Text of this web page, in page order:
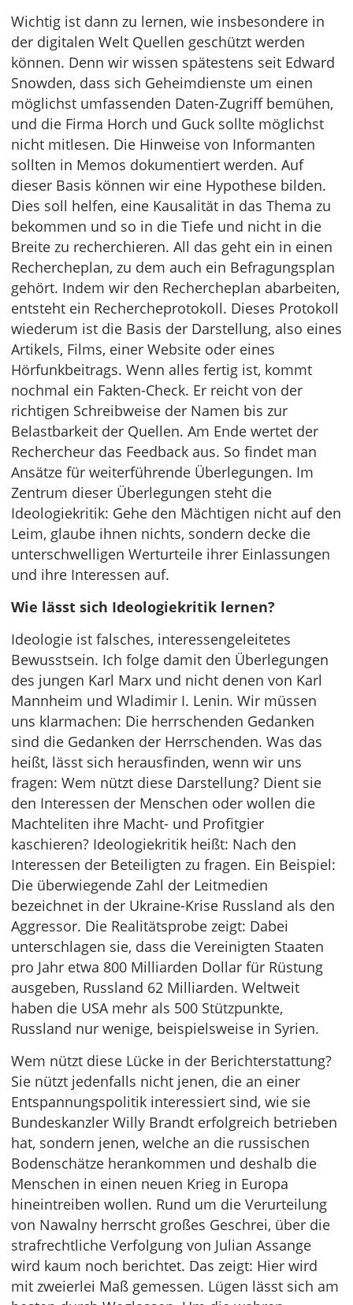
Wichtig ist dann zu lernen, wie insbesondere in
der digitalen Welt Quellen geschützt werden
können. Denn wir wissen spätestens seit Edward
Snowden, dass sich Geheimdienste um einen
möglichst umfassenden Daten-Zugriff bemühen,
und die Firma Horch und Guck sollte möglichst
nicht mitlesen. Die Hinweise von Informanten
sollten in Memos dokumentiert werden. Auf
dieser Basis können wir eine Hypothese bilden.
Dies soll helfen, eine Kausalität in das Thema zu
bekommen und so in die Tiefe und nicht in die
Breite zu recherchieren. All das geht ein in einen
Rechercheplan, zu dem auch ein Befragungsplan
gehört. Indem wir den Rechercheplan abarbeiten,
entsteht ein Rechercheprotokoll. Dieses Protokoll
wiederum ist die Basis der Darstellung, also eines
Artikels, Films, einer Website oder eines
Hörfunkbeitrags. Wenn alles fertig ist, kommt
nochmal ein Fakten-Check. Er reicht von der
richtigen Schreibweise der Namen bis zur
Belastbarkeit der Quellen. Am Ende wertet der
Rechercheur das Feedback aus. So findet man
Ansätze für weiterführende Überlegungen. Im
Zentrum dieser Überlegungen steht die
Ideologiekritik: Gehe den Mächtigen nicht auf den
Leim, glaube ihnen nichts, sondern decke die
unterschwelligen Werturteile ihrer Einlassungen
und ihre Interessen auf.
Wie lässt sich Ideologiekritik lernen?
Ideologie ist falsches, interessengeleitetes
Bewusstsein. Ich folge damit den Überlegungen
des jungen Karl Marx und nicht denen von Karl
Mannheim und Wladimir I. Lenin. Wir müssen
uns klarmachen: Die herrschenden Gedanken
sind die Gedanken der Herrschenden. Was das
heißt, lässt sich herausfinden, wenn wir uns
fragen: Wem nützt diese Darstellung? Dient sie
den Interessen der Menschen oder wollen die
Machteliten ihre Macht- und Profitgier
kaschieren? Ideologiekritik heißt: Nach den
Interessen der Beteiligten zu fragen. Ein Beispiel:
Die überwiegende Zahl der Leitmedien
bezeichnet in der Ukraine-Krise Russland als den
Aggressor. Die Realitätsprobe zeigt: Dabei
unterschlagen sie, dass die Vereinigten Staaten
pro Jahr etwa 800 Milliarden Dollar für Rüstung
ausgeben, Russland 62 Milliarden. Weltweit
haben die USA mehr als 500 Stützpunkte,
Russland nur wenige, beispielsweise in Syrien.
Wem nützt diese Lücke in der Berichterstattung?
Sie nützt jedenfalls nicht jenen, die an einer
Entspannungspolitik interessiert sind, wie sie
Bundeskanzler Willy Brandt erfolgreich betrieben
hat, sondern jenen, welche an die russischen
Bodenschätze herankommen und deshalb die
Menschen in einen neuen Krieg in Europa
hineintreiben wollen. Rund um die Verurteilung
von Nawalny herrscht großes Geschrei, über die
strafrechtliche Verfolgung von Julian Assange
wird kaum noch berichtet. Das zeigt: Hier wird
mit zweierlei Maß gemessen. Lügen lässt sich am